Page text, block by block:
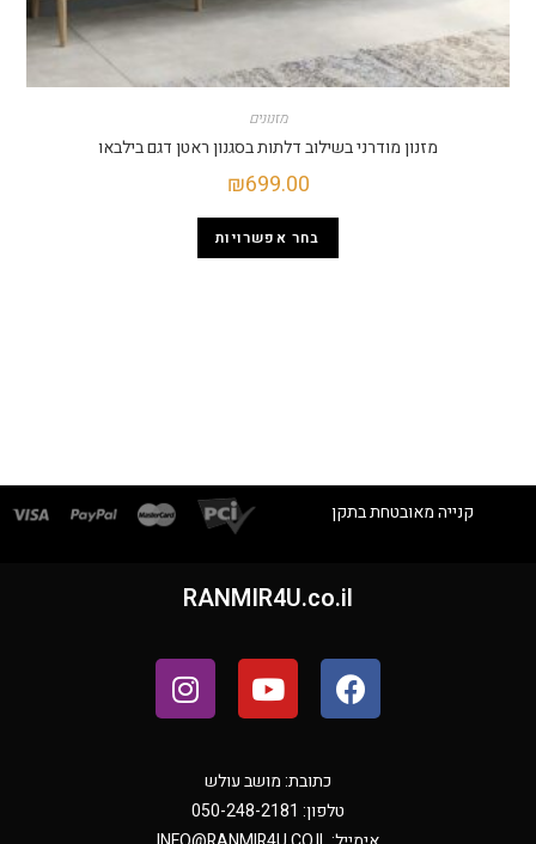
מזנונים
מזנון מודרני בשילוב דלתות בסגנון ראטן דגם בילבאו
₪699.00
בחר אפשרויות
קנייה מאובטחת בתקן
RANMIR4U.co.il
כתובת: מושב עולש
טלפון: 050-248-2181